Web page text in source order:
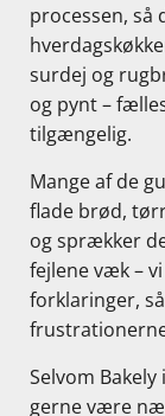
processen, så
surdej og
og pynt –
tilgængelig.
Mange af de
flade brød,
og sprækker
fejlene væk –
forklaringer,
Selvom
gerne være